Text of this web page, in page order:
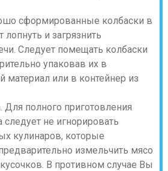
сформированные колбаски в
лопнуть и загрязнить
Следует помещать колбаски
упаковав их в
материал или в контейнер из
полного приготовления
не игнорировать
кулинаров, которые
измельчить мясо
В противном случае Вы